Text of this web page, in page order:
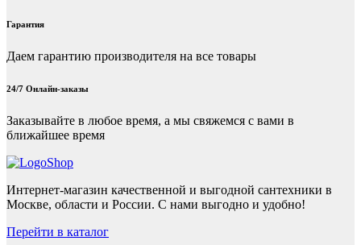
Гарантия
Даем гарантию производителя на все товары
24/7 Онлайн-заказы
Заказывайте в любое время, а мы свяжемся с вами в
ближайшее время
Интернет-магазин качественной и выгодной сантехники в
Москве, области и России. С нами выгодно и удобно!
Перейти в каталог